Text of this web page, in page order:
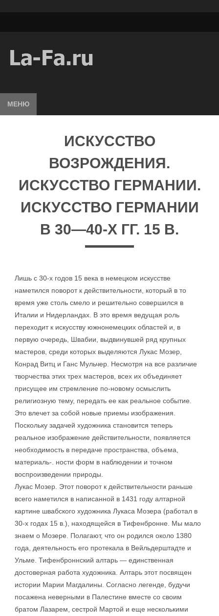
МЕНЮ
ИСКУССТВО
ВОЗРОЖДЕНИЯ.
ИСКУССТВО ГЕРМАНИИ.
ИСКУССТВО ГЕРМАНИИ
В 30—40-Х ГГ. 15 В.
Лишь с 30-х годов 15 века в немецком искусстве
наметился поворот к действительности, который в то
время уже столь смело и решительно совершился в
Италии и Нидерландах. В это время ведущая роль
переходит к искусству южнонемецких областей и, в
первую очередь, Швабии, выдвинувшей ряд крупных
мастеров, среди которых выделяются Лукас Мозер,
Конрад Витц и Ганс Мульчер. Несмотря на все различие
творчества этих трех мастеров, всех их объединяет
присущее им стремление по-новому осмыслить
религиозную тему, передать ее как реальное событие.
Это влечет за собой новые приемы изображения.
Поскольку задачей художника становится теперь
реальное изображение действительности, появляется
необходимость в передаче пространства, объема,
материаль-. ности форм в наблюдении и точном
воспроизведении природы.
Лукас Мозер. Этот поворот к действительности раньше
всего наметился в написанной в 1431 году алтарной
картине швабского художника Лукаса Мозера (работал в
30-х годах 15 в.), находящейся в Тифенбронне. Мы мало
знаем о Мозере. Полагают, что он родился около 1380
года, деятельность его протекала в Вейльдерштадте и
Ульме. Тифенброннский алтарь — единственная
достоверная работа художника. Алтарь этот посвящен
истории Марии Магдалины. Согласно легенде, будучи
посажена неверными в Палестине вместе со своим
братом Лазарем, сестрой Мартой и еще несколькими